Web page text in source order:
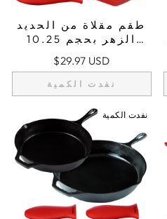
طقم مقلاة من الحديد
الزهر بحجم 10.25
حوامل أواني كبيرة
ومساعدة
$29.97 USD
نفدت الكمية
نفدت الكمية